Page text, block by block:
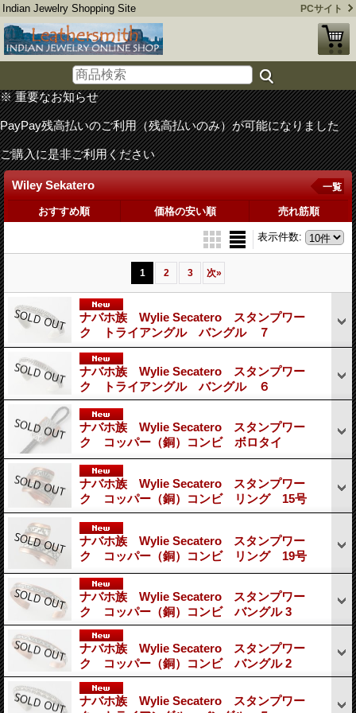
Indian Jewelry Shopping Site PCサイト
※ 重要なお知らせ
PayPay残高払いのご利用（残高払いのみ）が可能になりました
ご購入に是非ご利用ください
Wiley Sekatero 一覧
おすすめ順 価格の安い順 売れ筋順
表示件数:
1 2 3 次»
ナバホ族 Wylie Secatero スタンプワー
ク トライアングル バングル ７
ナバホ族 Wylie Secatero スタンプワー
ク トライアングル バングル ６
ナバホ族 Wylie Secatero スタンプワー
ク コッパー（銅）コンビ ボロタイ
ナバホ族 Wylie Secatero スタンプワー
ク コッパー（銅）コンビ リング 15号
ナバホ族 Wylie Secatero スタンプワー
ク コッパー（銅）コンビ リング 19号
ナバホ族 Wylie Secatero スタンプワー
ク コッパー（銅）コンビ バングル 3
ナバホ族 Wylie Secatero スタンプワー
ク コッパー（銅）コンビ バングル 2
ナバホ族 Wylie Secatero スタンプワー